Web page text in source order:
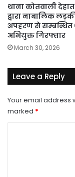
थाना कोतवाली
द्वारा नाबालिक
अपहरण से सम्बन्धित
अभियुक्त गिरफ्तार
March 30, 2026
Leave a Reply
Your email address
marked *